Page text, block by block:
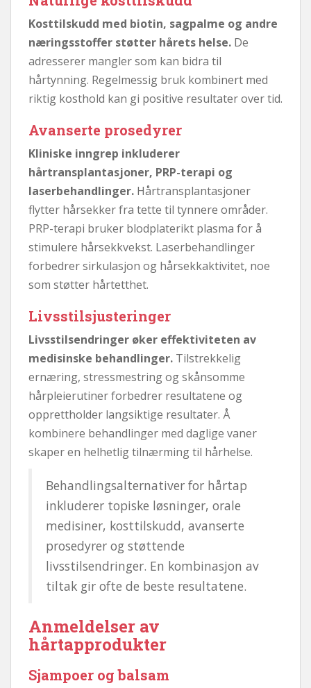
Kosttilskudd med biotin, sagpalme og andre
næringsstoffer støtter hårets helse. De
adresserer mangler som kan bidra til
hårtynning. Regelmessig bruk kombinert med
riktig kosthold kan gi positive resultater over tid.
Avanserte prosedyrer
Kliniske inngrep inkluderer
hårtransplantasjoner, PRP-terapi og
laserbehandlinger. Hårtransplantasjoner
flytter hårsekker fra tette til tynnere områder.
PRP-terapi bruker blodplaterikt plasma for å
stimulere hårsekkvekst. Laserbehandlinger
forbedrer sirkulasjon og hårsekkaktivitet, noe
som støtter hårtetthet.
Livsstilsjusteringer
Livsstilsendringer øker effektiviteten av
medisinske behandlinger. Tilstrekkelig
ernæring, stressmestring og skånsomme
hårpleierutiner forbedrer resultatene og
opprettholder langsiktige resultater. Å
kombinere behandlinger med daglige vaner
skaper en helhetlig tilnærming til hårhelse.
Behandlingsalternativer for hårtap
inkluderer topiske løsninger, orale
medisiner, kosttilskudd, avanserte
prosedyrer og støttende
livsstilsendringer. En kombinasjon av
tiltak gir ofte de beste resultatene.
Anmeldelser av
hårtapprodukter
Sjampoer og balsam